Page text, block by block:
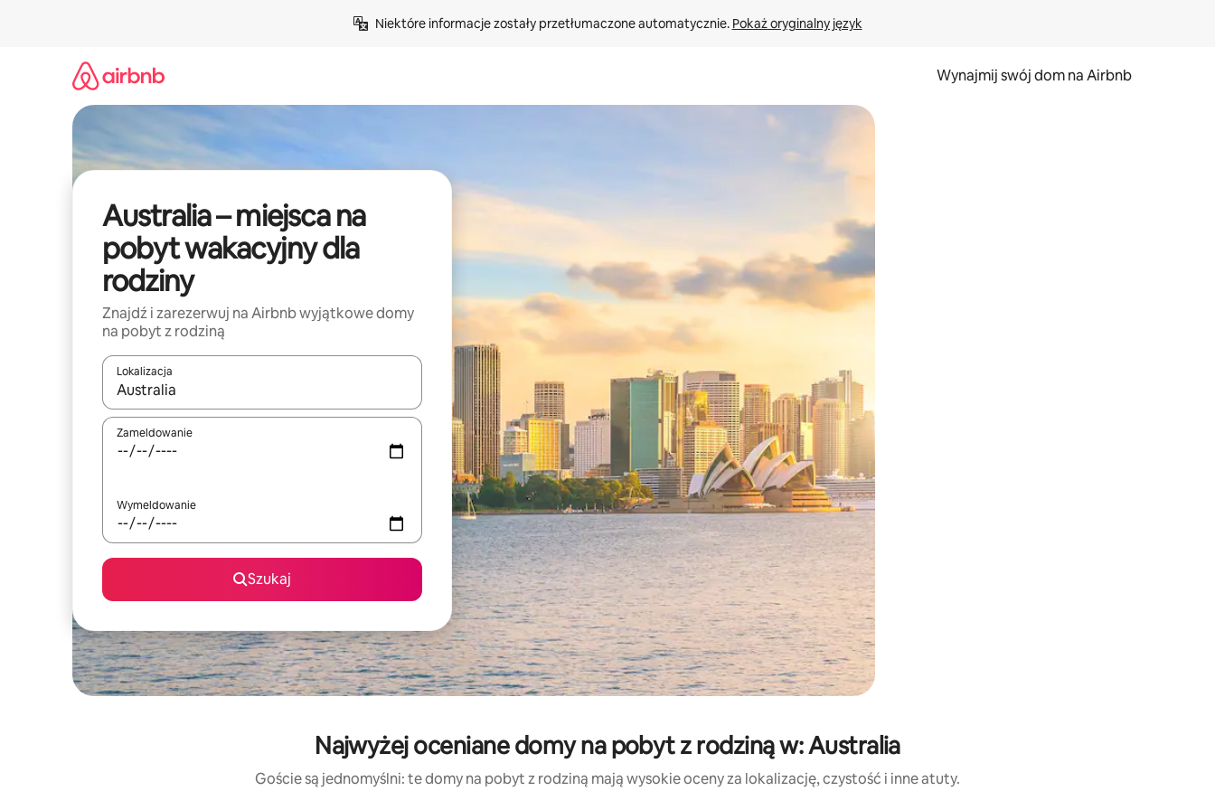
Niektóre informacje zostały przetłumaczone automatycznie. Pokaż oryginalny język
Wynajmij swój dom na Airbnb
Australia – miejsca na
pobyt wakacyjny dla
rodziny
Znajdź i zarezerwuj na Airbnb wyjątkowe domy
na pobyt z rodziną
Lokalizacja
Gdy wyniki będą dostępne, możesz poruszać się po nich za pomocą klawiszy strzałek w górę i w dół lub przeglądać je za pomocą gestów dotykowych lub przesuwania.
Zameldowanie
Wymeldowanie
Szukaj
Najwyżej oceniane domy na pobyt z rodziną w: Australia
Goście są jednomyślni: te domy na pobyt z rodziną mają wysokie oceny za lokalizację, czystość i inne atuty.